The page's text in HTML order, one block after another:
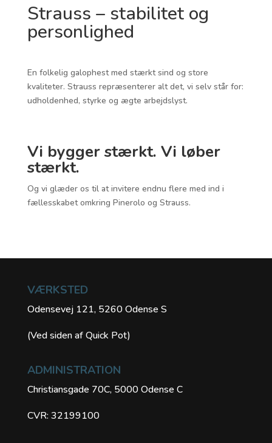
Strauss – stabilitet og
personlighed
En folkelig galophest med stærkt sind og store
kvaliteter. Strauss repræsenterer alt det, vi selv står for:
udholdenhed, styrke og ægte arbejdslyst.
Vi bygger stærkt. Vi løber
stærkt.
Og vi glæder os til at invitere endnu flere med ind i
fællesskabet omkring Pinerolo og Strauss.
VÆRKSTED
Odensevej 121, 5260 Odense S
(Ved siden af Quick Pot)
ADMINISTRATION
Christiansgade 70C, 5000 Odense C
CVR: 32199100